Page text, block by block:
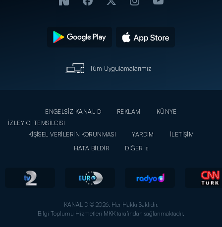
Tüm Uygulamalarımız
ENGELSİZ KANAL D REKLAM
KÜNYE
İZLEYİCİ TEMSİLCİSİ
KİŞİSEL VERİLERİN KORUNMASI
YARDIM
İLETİŞİM
HATA BİLDİR
DİĞER
KANAL D © 2026. Her Hakkı Saklıdır.
Bilgi Toplumu Hizmetleri MKK tarafından sağlanmaktadır.